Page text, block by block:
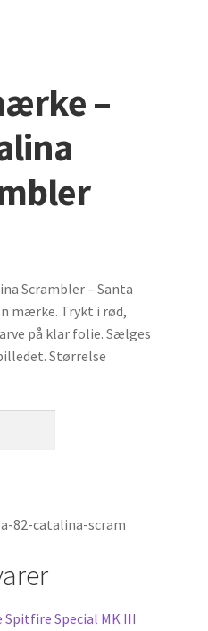
til biler
mærker
–
Scrambler – Santa
mærke. Trykt i rød,
på klar folie. Sælges
Størrelse
82-catalina-scram